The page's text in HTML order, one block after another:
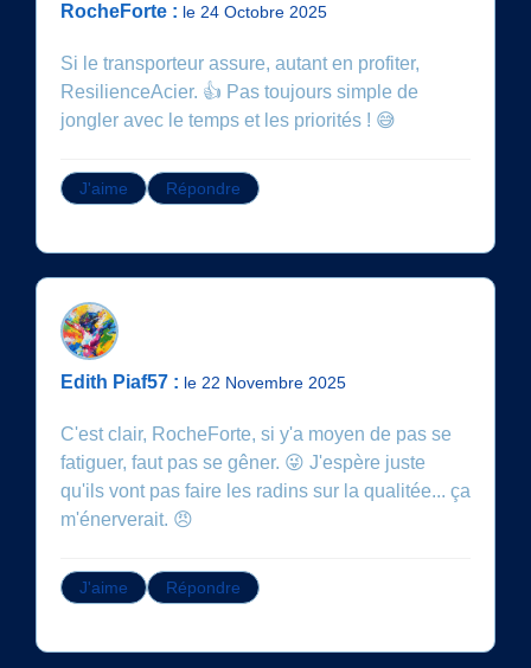
RocheForte : le 24 Octobre 2025
Si le transporteur assure, autant en profiter,
ResilienceAcier. 👍 Pas toujours simple de
jongler avec le temps et les priorités ! 😅
J'aime Répondre
Edith Piaf57 : le 22 Novembre 2025
C'est clair, RocheForte, si y'a moyen de pas se
fatiguer, faut pas se gêner. 😜 J'espère juste
qu'ils vont pas faire les radins sur la qualitée... ça
m'énerverait. 😠
J'aime Répondre